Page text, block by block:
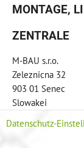
MONTAGE,
ZENTRALE
M-BAU s.r.o.
Zeleznicna 32
903 01 Senec
Slowakei
Datenschutz-